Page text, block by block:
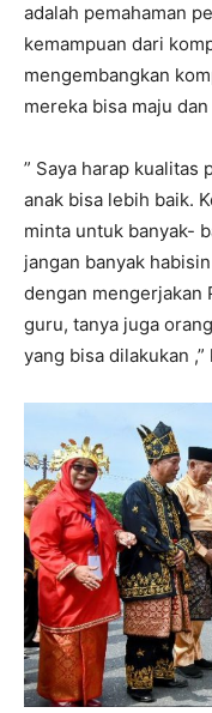
adalah pemahaman
kemampuan dari
mengembangkan
mereka bisa maju
” Saya harap kualitas
anak bisa lebih baik.
minta untuk banyak-
jangan banyak
dengan mengerjakan
guru, tanya juga
yang bisa dilakukan ,”